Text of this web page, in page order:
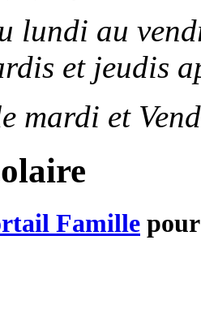
lundi au
et jeudis
mardi et
Famille